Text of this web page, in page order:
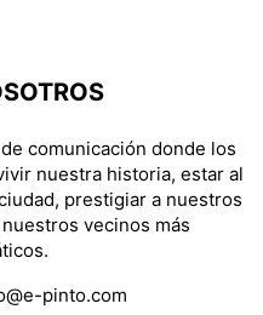
comunicación donde los
nuestra historia, estar al
prestigiar a nuestros
vecinos más
pinto.com